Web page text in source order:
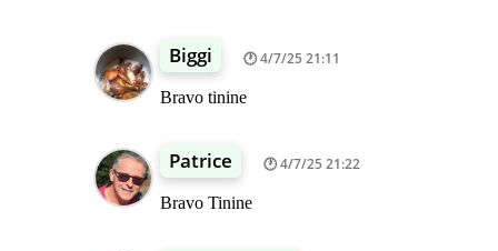
Biggi 4/7/25 21:11
Bravo tinine
Patrice 4/7/25 21:22
Bravo Tinine